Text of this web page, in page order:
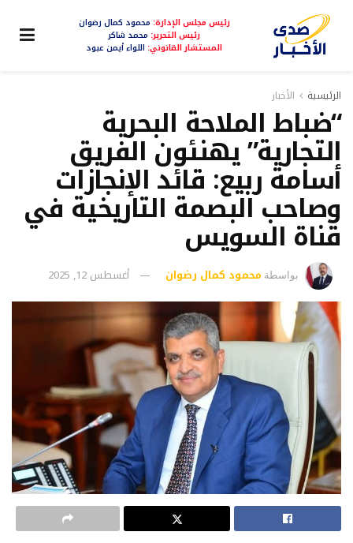
رئيس مجلس الإدارة: محمود كمال رضوان
رئيس التحرير: محمد شاكر
المستشار القانوني: اللواء أيمن عبود
الرئيسية الأخبار
“ضباط الملاحة البحرية
التجارية” يهنئون الفريق
أسامة ربيع: قائد الإنجازات
وصاحب البصمة التاريخية في
قناة السويس
بواسطة محمود كمال رضوان أغسطس 12, 2025